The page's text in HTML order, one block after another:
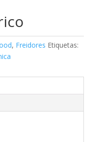
, Freidores Etiquetas: